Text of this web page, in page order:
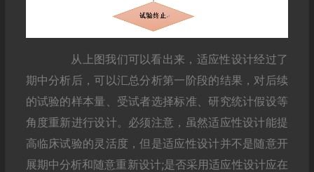
从上图我们可以看出来，适应性设计经过了
期中分析后，可以汇总分析第一阶段的结果，对后续
的试验的样本量、受试者选择标准、研究统计假设等
角度重新进行设计。必须注意，虽然适应性设计能提
高临床试验的灵活度，但是适应性设计并不是随意开
展期中分析和随意重新设计;是否采用适应性设计应在